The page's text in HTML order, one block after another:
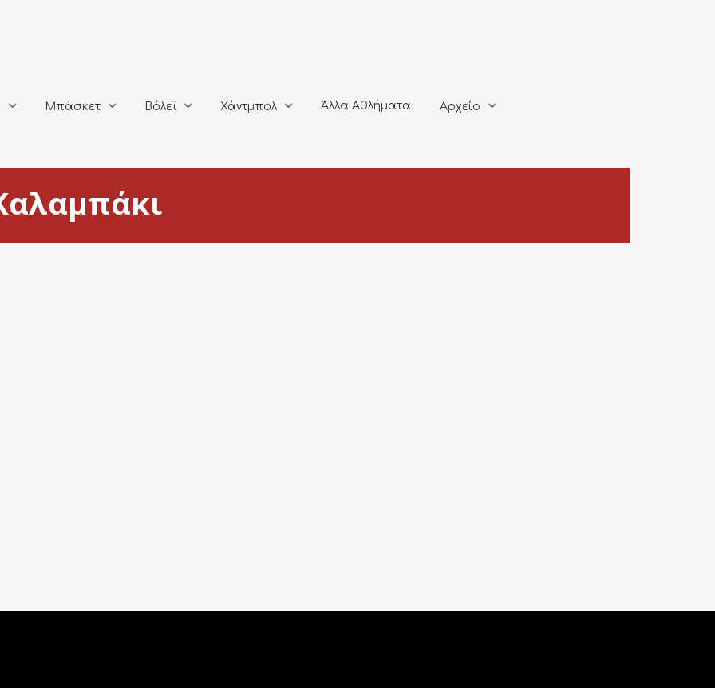
Μπάσκετ Βόλεϊ Χάντμπολ Άλλα Αθλήματα Αρχείο